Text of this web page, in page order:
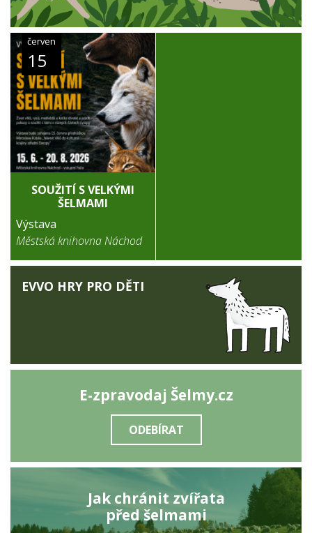
červen
15
SOUŽITÍ S VELKÝMI
ŠELMAMI
Výstava
Městská knihovna Náchod
EVVO HRY PRO DĚTI
E-zpravodaj Šelmy.cz
ODEBÍRAT
Jak chránit zvířata
před šelmami